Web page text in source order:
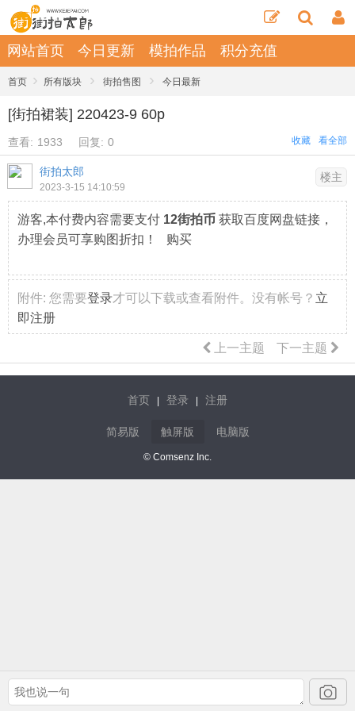
网站首页 今日更新 模拍作品 积分充值
首页 › 所有版块 › 街拍售图 › 今日最新
[街拍裙装] 220423-9 60p
查看: 1933 回复: 0 看全部
收藏
街拍太郎
2023-3-15 14:10:59
楼主
游客,本付费内容需要支付 12街拍币 获取百度网盘链接，
办理会员可享购图折扣！ 购买
附件: 您需要登录才可以下载或查看附件。没有帐号？ 立
即注册
下一主题
上一主题
首页 登录 注册
简易版 触屏版 电脑版
© Comsenz Inc.